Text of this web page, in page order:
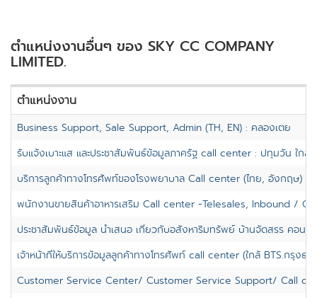
ตำแหน่งงานอื่นๆ ของ SKY CC COMPANY
LIMITED.
ตำแหน่งงาน
Business Support, Sale Support, Admin (TH, EN) : คลองเตย
รับแจ้งเบาะแส และประชาสัมพันธ์ข้อมูลภาครัฐ call center : ปทุมวัน ใกล้
บริการลูกค้าทางโทรศัพท์ของโรงพยาบาล Call center (ไทย, อังกฤษ) :
พนักงานขายสินค้าอาหารเสริม Call center -Telesales, Inbound /
ประชาสัมพันธ์ข้อมูล นำเสนอ เกี่ยวกับอสังหาริมทรัพย์ บ้านจัดสรร คอน
เจ้าหน้าที่ให้บริการข้อมูลลูกค้าทางโทรศัพท์ call center (ใกล้ BTS.กรุงธน
Customer Service Center/ Customer Service Support/ Call